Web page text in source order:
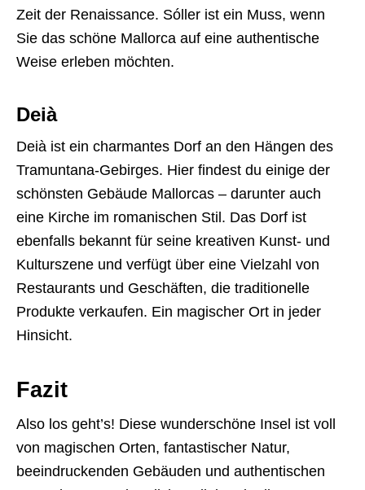
Zeit der Renaissance. Sóller ist ein Muss, wenn
Sie das schöne Mallorca auf eine authentische
Weise erleben möchten.
Deià
Deià ist ein charmantes Dorf an den Hängen des
Tramuntana-Gebirges. Hier findest du einige der
schönsten Gebäude Mallorcas – darunter auch
eine Kirche im romanischen Stil. Das Dorf ist
ebenfalls bekannt für seine kreativen Kunst- und
Kulturszene und verfügt über eine Vielzahl von
Restaurants und Geschäften, die traditionelle
Produkte verkaufen. Ein magischer Ort in jeder
Hinsicht.
Fazit
Also los geht’s! Diese wunderschöne Insel ist voll
von magischen Orten, fantastischer Natur,
beeindruckenden Gebäuden und authentischen